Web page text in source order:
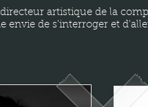
artistique de la
envie de s'interroger et